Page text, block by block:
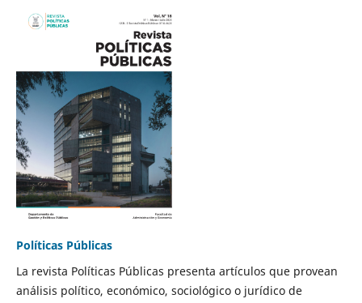
Políticas Públicas
La revista Políticas Públicas presenta artículos que provean
análisis político, económico, sociológico o jurídico de